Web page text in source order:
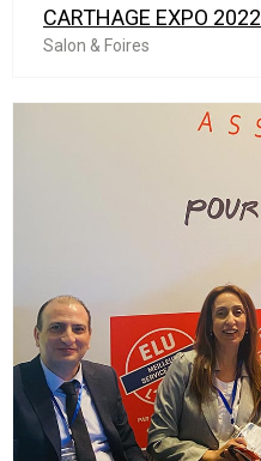
CARTHAGE EXPO 2022
Salon & Foires